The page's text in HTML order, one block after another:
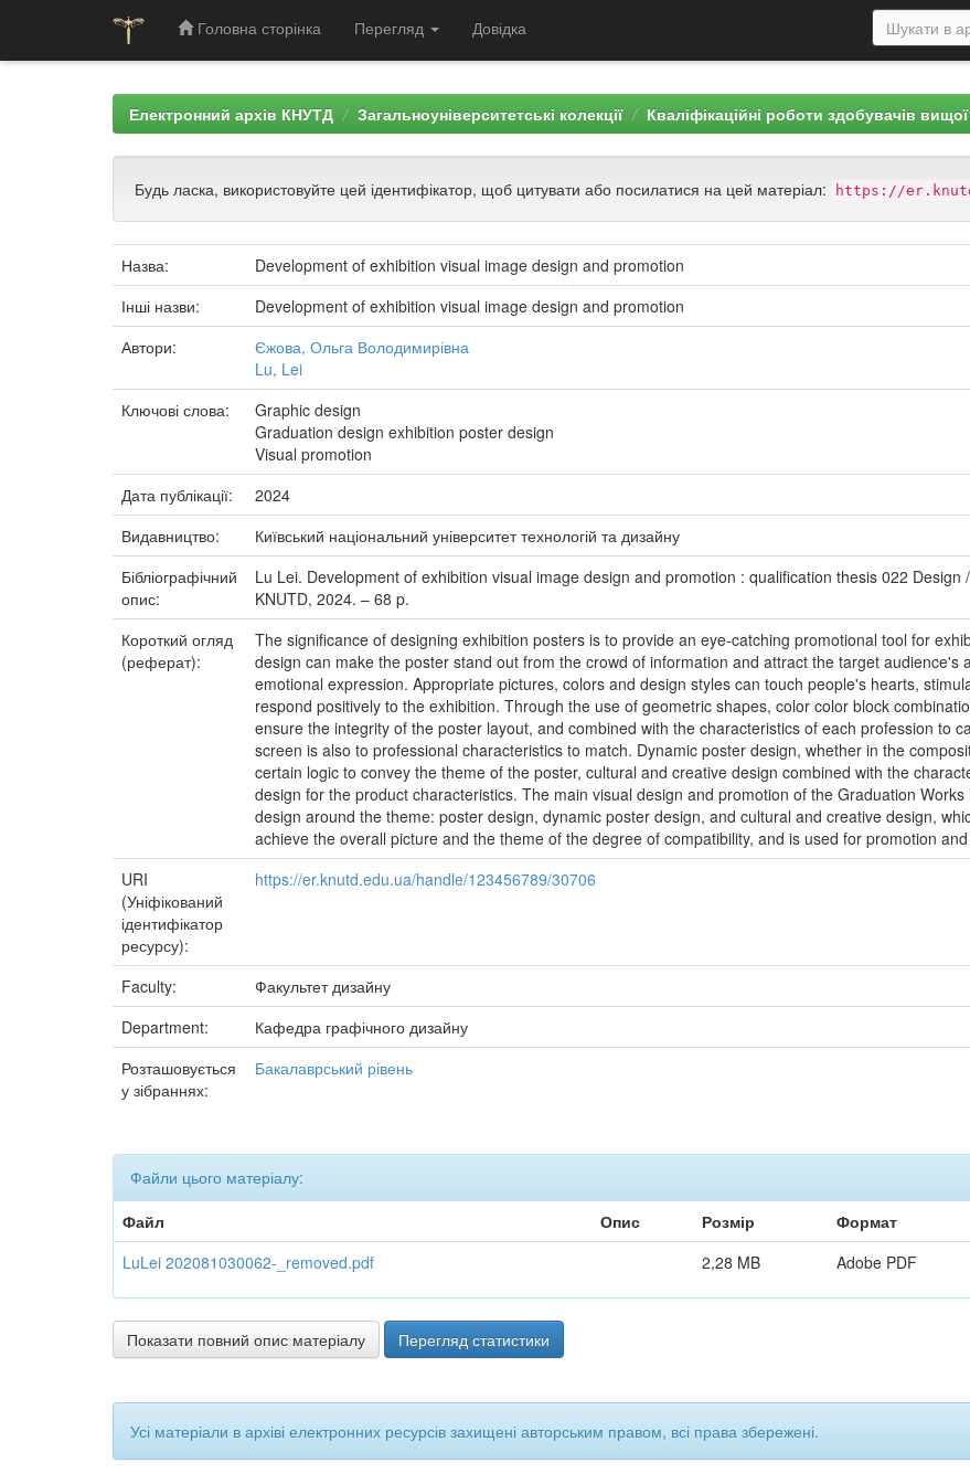
Головна сторінка Перегляд Довідка
Електронний архів КНУТД Загальноуніверситетські колекції Кваліфікаційні роботи здобувачів
Будь ласка, використовуйте цей ідентифікатор, щоб цитувати або посилатися на цей матеріал: https://
Назва:
Development of exhibition visual image design and promotion
Інші назви:
Development of exhibition visual image design and promotion
Автори:
Єжова, Ольга Володимирівна
Lu, Lei
Ключові слова:
Graphic design
Graduation design exhibition poster design
Visual promotion
Дата публікації:
2024
Видавництво:
Київський національний університет технологій та дизайну
Бібліографічний
опис:
Lu Lei. Development of exhibition visual image design and promotion : qualification thesis 022
KNUTD, 2024. – 68 p.
Короткий огляд
(реферат):
The significance of designing exhibition posters is to provide an eye-catching promotional tool for
design can make the poster stand out from the crowd of information and attract the target audience's
emotional expression. Appropriate pictures, colors and design styles can touch people's hearts,
respond positively to the exhibition. Through the use of geometric shapes, color color block
ensure the integrity of the poster layout, and combined with the characteristics of each profession to
screen is also to professional characteristics to match. Dynamic poster design, whether in the
certain logic to convey the theme of the poster, cultural and creative design combined with the
design for the product characteristics. The main visual design and promotion of the Graduation
design around the theme: poster design, dynamic poster design, and cultural and creative design,
achieve the overall picture and the theme of the degree of compatibility, and is used for promotion
URI
(Уніфікований
ідентифікатор
ресурсу):
https://er.knutd.edu.ua/handle/123456789/30706
Faculty:
Факультет дизайну
Department:
Кафедра графічного дизайну
Розташовується
у зібраннях:
Бакалаврський рівень
Файли цього матеріалу:
Файл
Опис Розмір
Формат
LuLei 202081030062-_removed.pdf
2,28 MB Adobe PDF
Показати повний опис матеріалу Перегляд статистики
Усі матеріали в архіві електронних ресурсів захищені авторським правом, всі права збережені.